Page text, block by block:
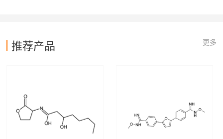
推荐产品 更多